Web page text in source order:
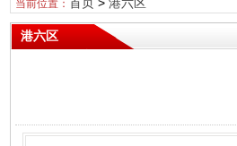
当前位置：
港六区